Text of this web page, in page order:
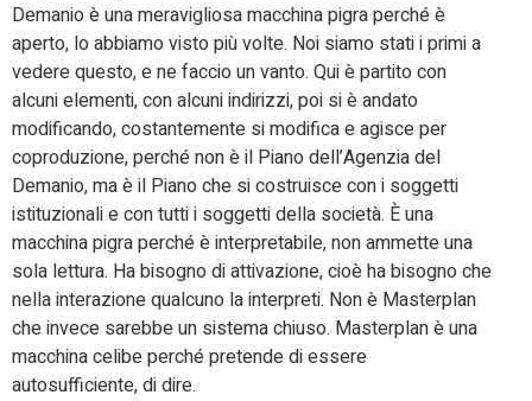
Demanio è una meravigliosa macchina pigra perché è
aperto, lo abbiamo visto più volte. Noi siamo stati i primi a
vedere questo, e ne faccio un vanto. Qui è partito con
alcuni elementi, con alcuni indirizzi, poi si è andato
modificando, costantemente si modifica e agisce per
coproduzione, perché non è il Piano dell’Agenzia del
Demanio, ma è il Piano che si costruisce con i soggetti
istituzionali e con tutti i soggetti della società. È una
macchina pigra perché è interpretabile, non ammette una
sola lettura. Ha bisogno di attivazione, cioè ha bisogno che
nella interazione qualcuno la interpreti. Non è Masterplan
che invece sarebbe un sistema chiuso. Masterplan è una
macchina celibe perché pretende di essere
autosufficiente, di dire.